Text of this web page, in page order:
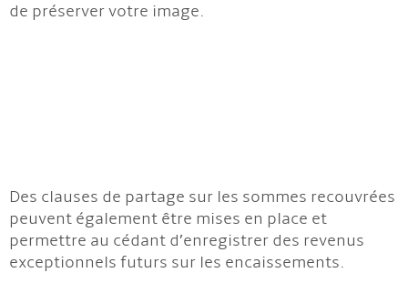
de préserver votre image.
Des clauses de partage sur les sommes recouvrées
peuvent également être mises en place et
permettre au cédant d’enregistrer des revenus
exceptionnels futurs sur les encaissements.